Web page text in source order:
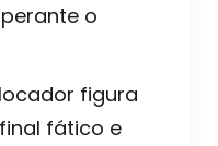
o
figura
fático e